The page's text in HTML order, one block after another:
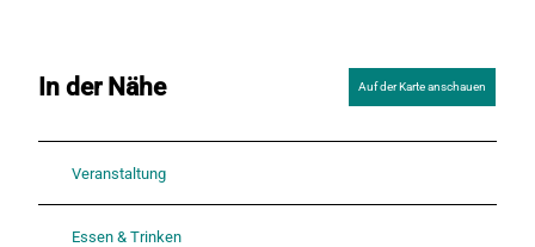
In der Nähe Auf der Karte anschauen
Veranstaltung
Essen & Trinken